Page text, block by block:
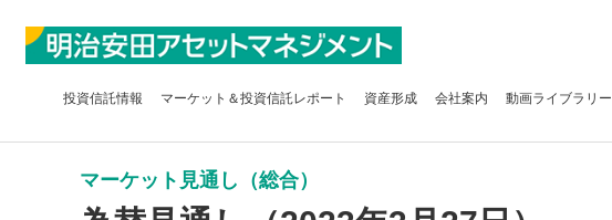
投資信託情報 マーケット＆投資信託レポート 資産形成 会社案内 動画ライブラリー
マーケット見通し（総合）